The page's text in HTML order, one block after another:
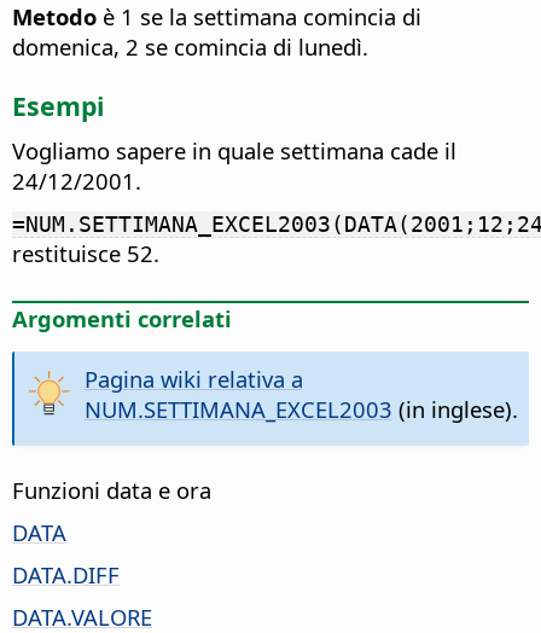
Metodo è 1 se la settimana comincia di
domenica, 2 se comincia di lunedì.
Esempi
Vogliamo sapere in quale settimana cade il
24/12/2001.
restituisce 52.
Argomenti correlati
Pagina wiki relativa a
NUM.SETTIMANA_EXCEL2003 (in inglese).
Funzioni data e ora
DATA
DATA.DIFF
DATA.VALORE